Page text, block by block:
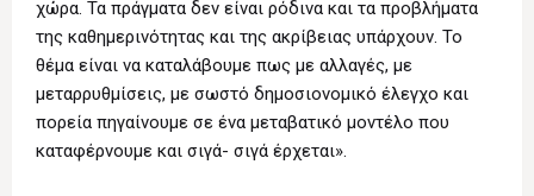
χώρα. Τα πράγματα δεν είναι ρόδινα και τα προβλήματα
της καθημερινότητας και της ακρίβειας υπάρχουν. Το
θέμα είναι να καταλάβουμε πως με αλλαγές, με
μεταρρυθμίσεις, με σωστό δημοσιονομικό έλεγχο και
πορεία πηγαίνουμε σε ένα μεταβατικό μοντέλο που
καταφέρνουμε και σιγά- σιγά έρχεται».